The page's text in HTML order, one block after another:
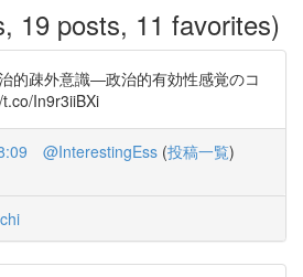
19 posts, 11 favorites)
的疎外意識―政治的有効性感覚のコ
In9r3iiBXi
@InterestingEss (投稿一覧)